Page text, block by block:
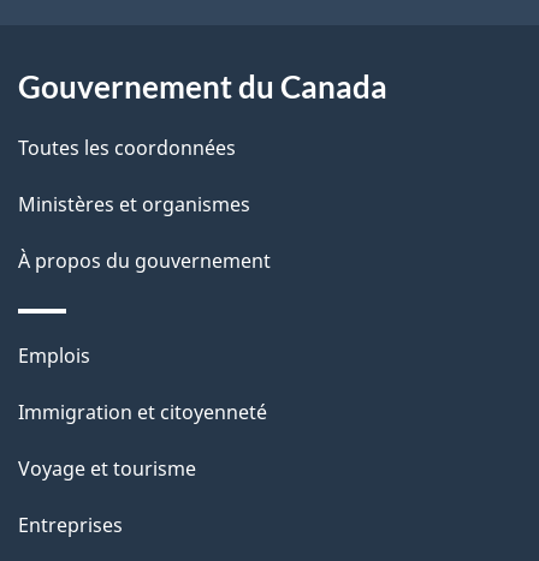
site
Gouvernement du Canada
Toutes les coordonnées
Ministères et organismes
À propos du gouvernement
Thèmes
sujets
Emplois
Immigration et citoyenneté
Voyage et tourisme
Entreprises